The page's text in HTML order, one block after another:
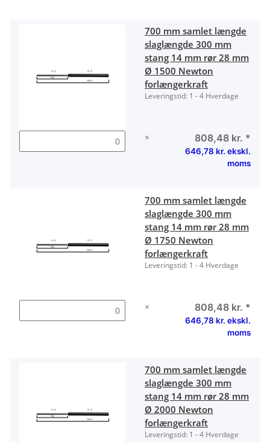
700 mm samlet længde
slaglængde 300 mm
stang 14 mm rør 28 mm
Ø 1500 Newton
forlængerkraft
Leveringstid: 1 - 4 Hverdage
× 808,48 kr. *
646,78 kr. ekskl.
moms
700 mm samlet længde
slaglængde 300 mm
stang 14 mm rør 28 mm
Ø 1750 Newton
forlængerkraft
Leveringstid: 1 - 4 Hverdage
× 808,48 kr. *
646,78 kr. ekskl.
moms
700 mm samlet længde
slaglængde 300 mm
stang 14 mm rør 28 mm
Ø 2000 Newton
forlængerkraft
Leveringstid: 1 - 4 Hverdage